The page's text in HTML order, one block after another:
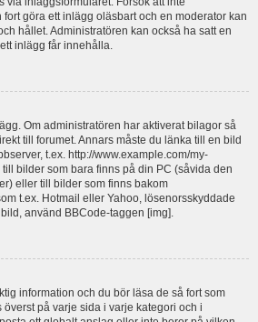
göra ett inlägg oläsbart och en moderator kan
hållet. Administratören kan också ha satt en
inlägg får innehålla.
Om administratören har aktiverat bilagor så
till forumet. Annars måste du länka till en bild
t.ex. http://www.example.com/my-
bilder som bara finns på din PC (såvida den
eller till bilder som finns bakom
t.ex. Hotmail eller Yahoo, lösenorsskyddade
använd BBCode-taggen [img].
information och du bör läsa de så fort som
på varje sida i varje kategori och i